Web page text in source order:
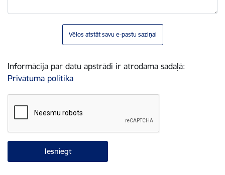
Vēlos atstāt savu e-pastu saziņai
Informācija par datu apstrādi ir atrodama sadaļā:
Privātuma politika